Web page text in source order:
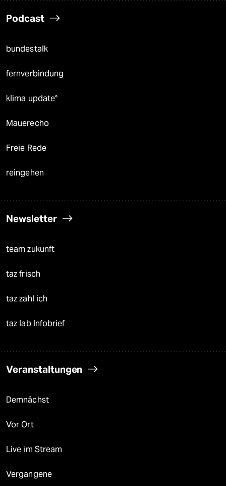
Podcast
bundestalk
fernverbindung
klima update°
Mauerecho
Freie Rede
reingehen
Newsletter
team zukunft
taz frisch
taz zahl ich
taz lab Infobrief
Veranstaltungen
Demnächst
Vor Ort
Live im Stream
Vergangene